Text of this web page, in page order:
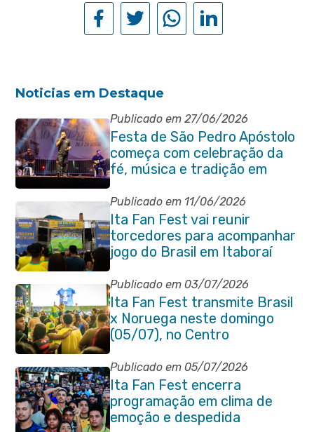
Noticias em Destaque
Publicado em 27/06/2026
Festa de São Pedro Apóstolo
começa com celebração da
fé, música e tradição em
Venda das Pedras
Publicado em 11/06/2026
Ita Fan Fest vai reunir
torcedores para acompanhar
jogo do Brasil em Itaboraí
Publicado em 03/07/2026
Ita Fan Fest transmite Brasil
x Noruega neste domingo
(05/07), no Centro
Publicado em 05/07/2026
Ita Fan Fest encerra
programação em clima de
emoção e despedida